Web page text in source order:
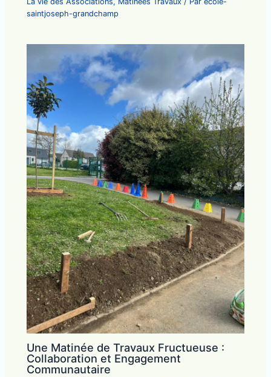
saintjoseph-grandchamp
Une Matinée de Travaux Fructueuse :
Collaboration et Engagement
Communautaire